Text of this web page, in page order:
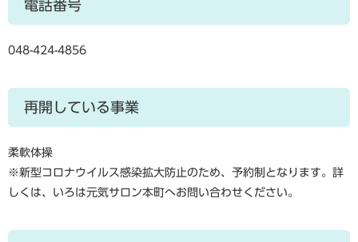
電話番号
048-424-4856
再開している事業
柔軟体操
※新型コロナウイルス感染拡大防止のため、予約制となります。詳
しくは、いろは元気サロン本町へお問い合わせください。